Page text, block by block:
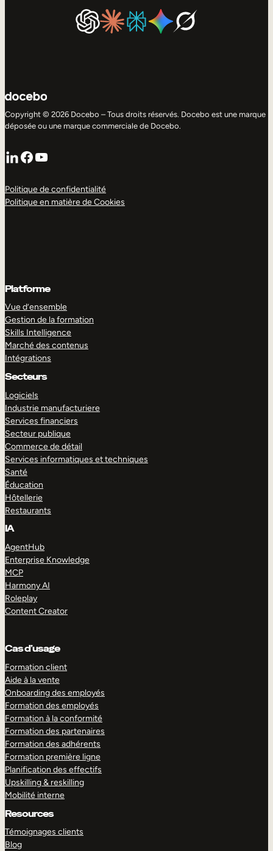
Copyright © 2026 Docebo – Tous droits réservés. Docebo est une marque
déposée ou une marque commerciale de Docebo.
LinkedIn
Facebook
YouTube
Politique de confidentialité
Politique en matière de Cookies
Platforme
Vue d’ensemble
Gestion de la formation
Skills Intelligence
Marché des contenus
Intégrations
Secteurs
Logiciels
Industrie manufacturiere
Services financiers
Secteur publique
Commerce de détail
Services informatiques et techniques
Santé
Éducation
Hôtellerie
Restaurants
IA
AgentHub
Enterprise Knowledge
MCP
Harmony AI
Roleplay
Content Creator
Cas d’usage
Formation client
Aide à la vente
Onboarding des employés
Formation des employés
Formation à la conformité
Formation des partenaires
Formation des adhérents
Formation première ligne
Planification des effectifs
Upskilling & reskilling
Mobilité interne
Resources
Témoignages clients
Blog